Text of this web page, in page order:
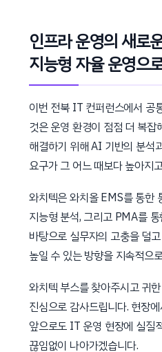
인프라 운영의 새로
지능형 자율 운영으
이번 전북 IT 컨퍼런스에서 공
것은 운영 환경이 점점 더 복잡
해결하기 위해 AI 기반의 분석
요구가 그 어느 때보다 높아지
와치텍은 와치올 EMS를 통한
지능형 분석, 그리고 PMA를
바탕으로 실무자의 고충을 덜
높일 수 있는 방향을 지속적으
와치텍 부스를 찾아주시고 귀
진심으로 감사드립니다. 현장
앞으로도 IT 운영 현장에 실질
끊임없이 나아가겠습니다.